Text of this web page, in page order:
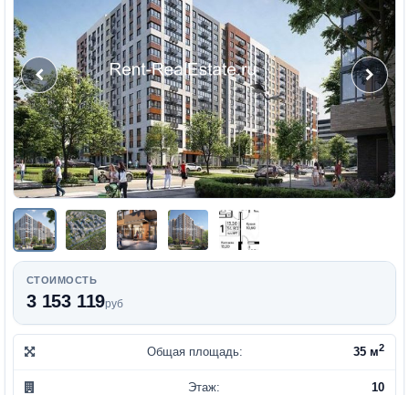
СТОИМОСТЬ
3 153 119руб
Общая площадь: 35 м2
Этаж: 10